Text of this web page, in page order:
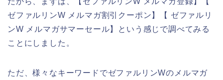
ゼファルリンW メルマガ割引クーポン】【 ゼファルリ
ンW メルマガサマーセール】という感じで調べてみる
ことにしました。
ただ、様々なキーワードでゼファルリンWのメルマガ